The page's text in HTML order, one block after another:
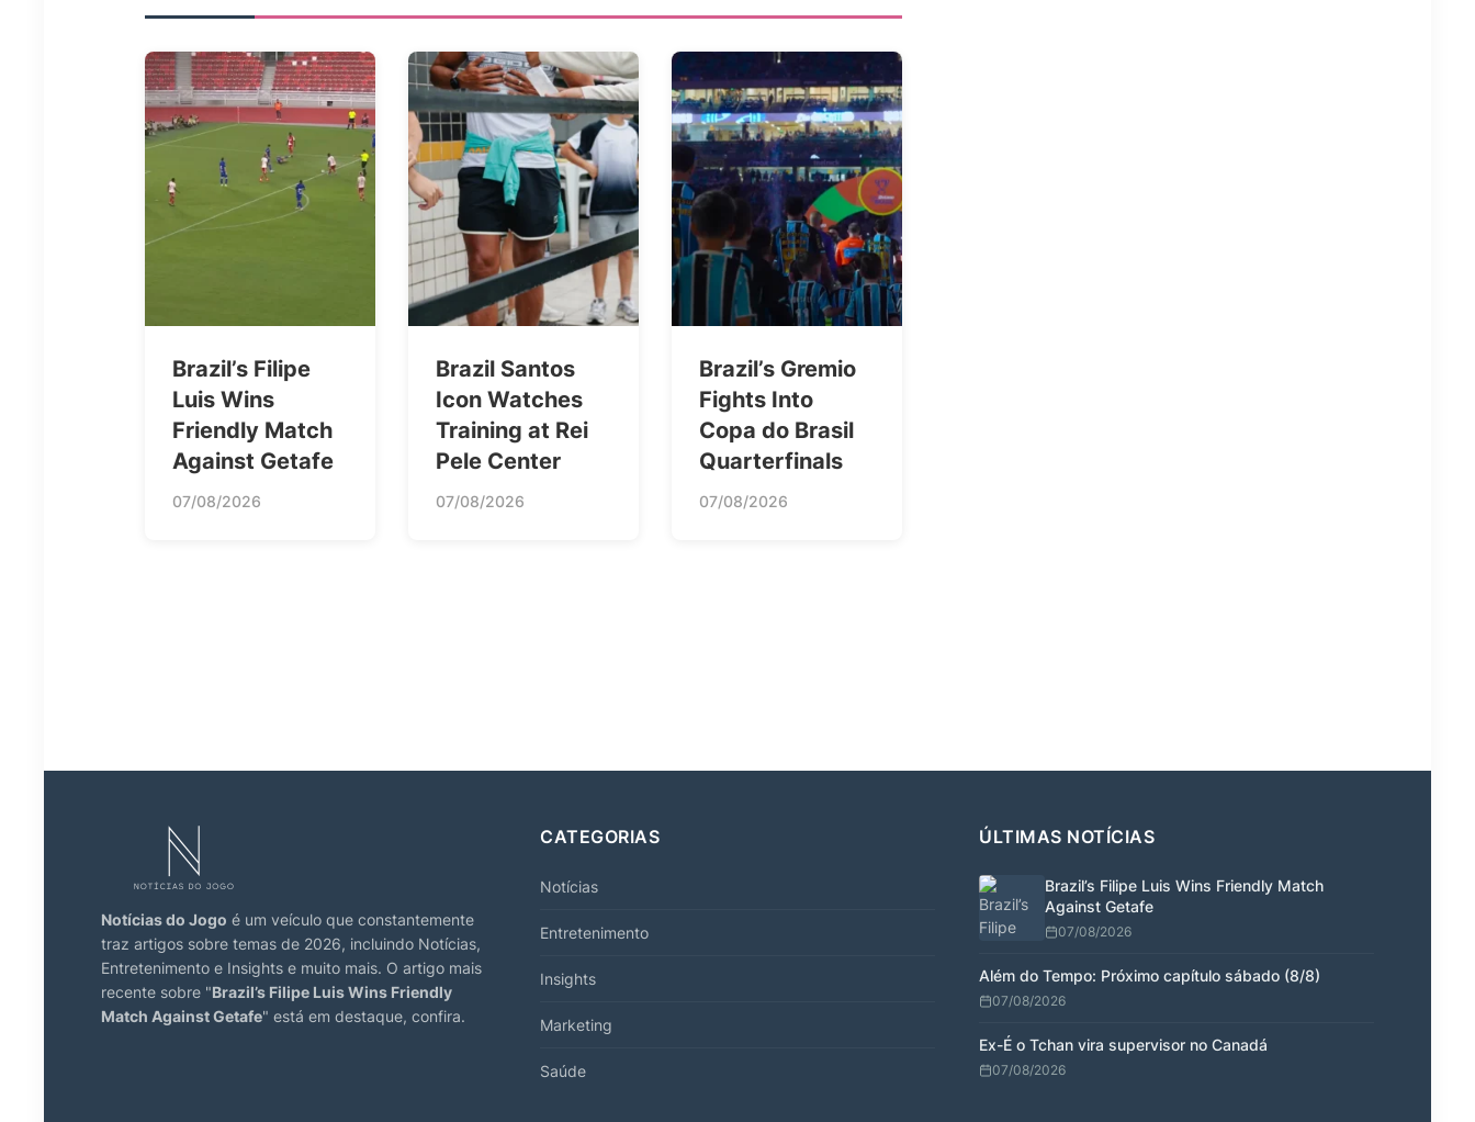
Brazil’s Filipe
Luis Wins
Friendly Match
Against Getafe
07/08/2026
Brazil Santos
Icon Watches
Training at Rei
Pele Center
07/08/2026
Brazil’s Gremio
Fights Into
Copa do Brasil
Quarterfinals
07/08/2026
Notícias do Jogo é um veículo que constantemente
traz artigos sobre temas de 2026, incluindo Notícias,
Entretenimento e Insights e muito mais. O artigo mais
recente sobre "Brazil’s Filipe Luis Wins Friendly
Match Against Getafe" está em destaque, confira.
CATEGORIAS
Notícias
Entretenimento
Insights
Marketing
Saúde
ÚLTIMAS NOTÍCIAS
Brazil’s Filipe Luis Wins Friendly Match
Against Getafe
07/08/2026
Além do Tempo: Próximo capítulo sábado (8/8)
07/08/2026
Ex-É o Tchan vira supervisor no Canadá
07/08/2026